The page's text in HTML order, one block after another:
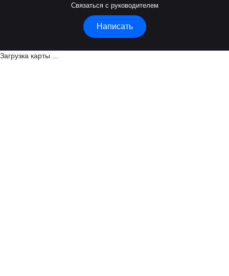
Связаться с руководителем
Написать
Загрузка карты ...